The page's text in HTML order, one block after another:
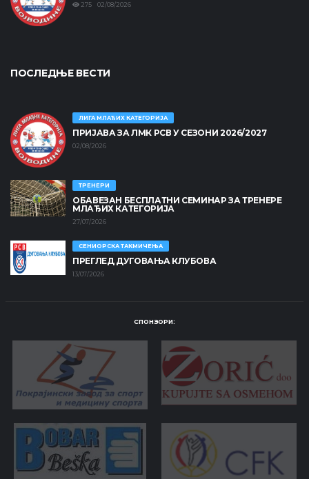
275 02/08/2026
ПОСЛЕДЊЕ ВЕСТИ
ЛИГА МЛАЂИХ КАТЕГОРИЈА
ПРИЈАВА ЗА ЛМК РСВ У СЕЗОНИ 2026/2027
02/08/2026
ТРЕНЕРИ
ОБАВЕЗАН БЕСПЛАТНИ СЕМИНАР ЗА ТРЕНЕРЕ
МЛАЂИХ КАТЕГОРИЈА
27/07/2026
СЕНИОРСКА ТАКМИЧЕЊА
ПРЕГЛЕД ДУГОВАЊА КЛУБОВА
13/07/2026
СПОНЗОРИ: